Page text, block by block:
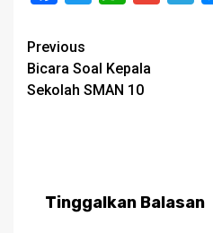
Post
navigation
Previous
Bicara Soal Kepala
Sekolah SMAN 10
Tinggalkan Balasan